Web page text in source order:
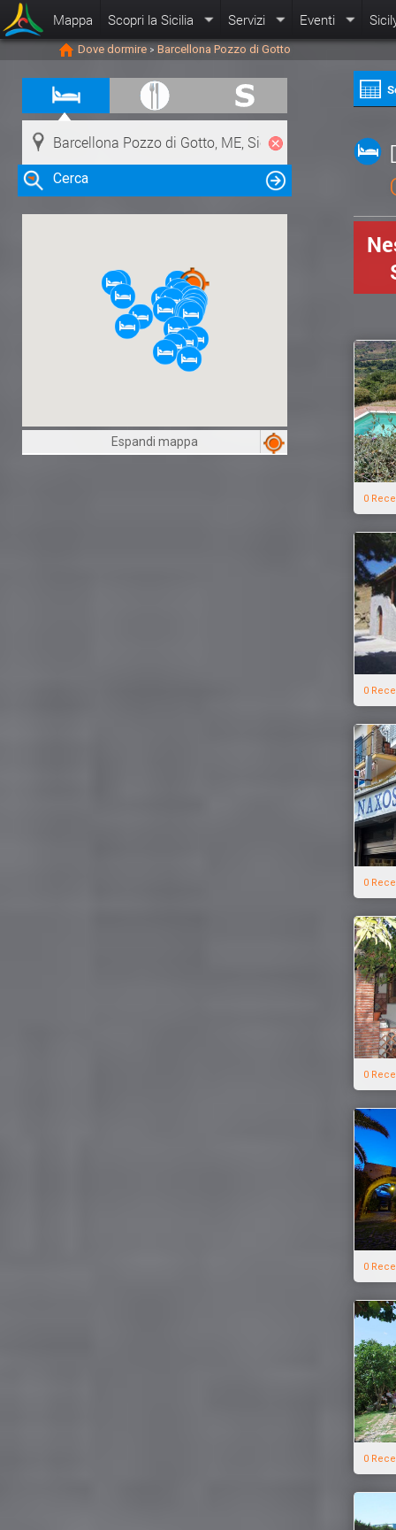
Mappa Scopri la Sicilia Servizi Eventi
Dove dormire > Barcellona Pozzo di Gotto
Cerca
Clicca su una risorsa nella mappa
per visualizzare le informazioni
Espandi mappa
0
0
0
0
0
0